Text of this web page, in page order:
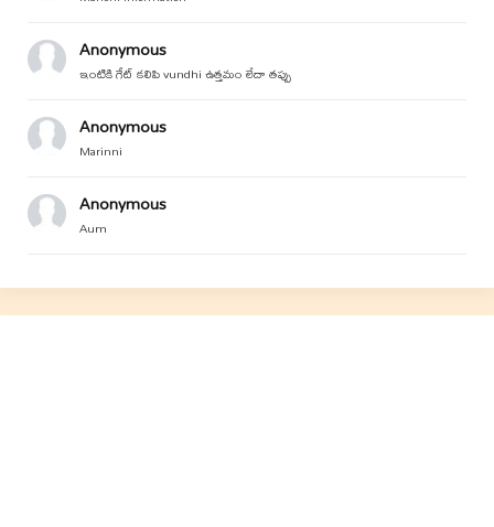
Anonymous
ఇంటికి గేట్ కలిపి vundhi ఉత్తమం లేదా తప్పు
Anonymous
Marinni
Anonymous
Aum